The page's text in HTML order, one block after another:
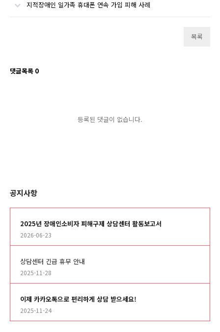
지적장애인 일가족 휴대폰 연속 가입 피해 사례
목록
댓글목록 0
등록된 댓글이 없습니다.
공지사항
2025년 장애인소비자 피해구제 상담센터 활동보고서
2026-06-23
상담센터 긴급 휴무 안내
2025-11-28
이제 카카오톡으로 편리하게 상담 받으세요!
2025-11-24